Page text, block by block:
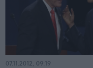
07.11.2012, 09:19